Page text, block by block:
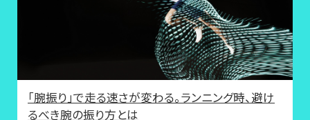
「腕振り」で走る速さが変わる。ランニング時、避け
るべき腕の振り方とは